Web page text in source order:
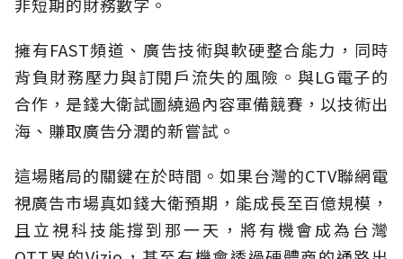
擁有FAST頻道、廣告技術與軟硬整合能力，同時
背負財務壓力與訂閱戶流失的風險。與LG電子的
合作，是錢大衛試圖繞過內容軍備競賽，以技術出
海、賺取廣告分潤的新嘗試。
這場賭局的關鍵在於時間。如果台灣的CTV聯網電
視廣告市場真如錢大衛預期，能成長至百億規模，
且立視科技能撐到那一天，將有機會成為台灣